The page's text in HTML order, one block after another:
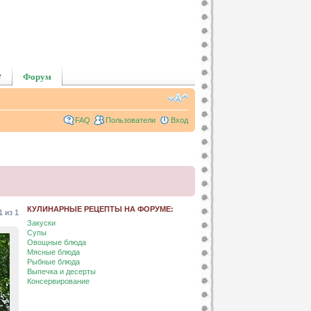
Форум
FAQ Пользователи Вход
из 1
КУЛИНАРНЫЕ РЕЦЕПТЫ НА ФОРУМЕ:
Закуски
Супы
Овощные блюда
Мясные блюда
Рыбные блюда
Выпечка и десерты
Консервирование